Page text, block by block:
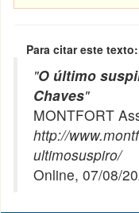
Para citar este texto:
"O último
Chaves"
MONTFORT
http://
ultimosuspiro/
Online, 07/08/